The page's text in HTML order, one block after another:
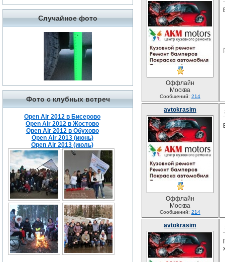
Случайное фото
Фото с клубных встреч
Open Air 2012 в Бисерово
Open Air 2012 в Жостово
Open Air 2012 в Обухово
Open Air 2013 (июнь)
Open Air 2013 (июль)
Оффлайн
Москва
Сообщений: 214
avtokrasim
Оффлайн
Москва
Сообщений: 214
avtokrasim